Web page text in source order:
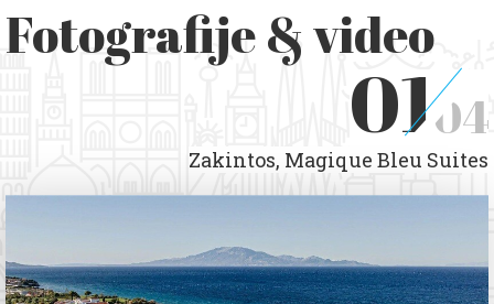
Fotografije & video
0104
Zakintos, Magique Bleu Suites